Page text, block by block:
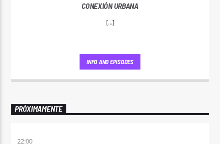
CONEXIÓN URBANA
[...]
INFO AND EPISODES
PRÓXIMAMENTE
22:00